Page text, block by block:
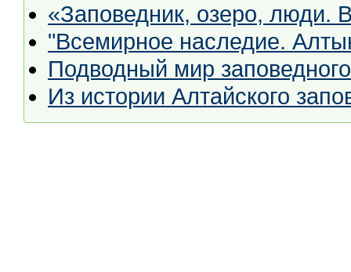
«Заповедник, озеро, люди.
"Всемирное наследие.
Подводный мир
Из истории Алтайского